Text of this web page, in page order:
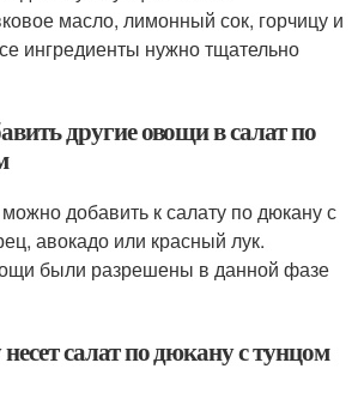
масло, лимонный сок, горчицу и
ингредиенты нужно тщательно
другие овощи в салат по
добавить к салату по дюкану с
авокадо или красный лук.
были разрешены в данной фазе
салат по дюкану с тунцом